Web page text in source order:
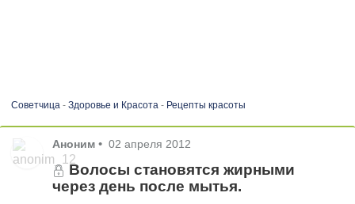
Советчица- Здоровье и Красота - Рецепты красоты
Аноним • 02 апреля 2012
Волосы становятся жирными
через день после мытья.